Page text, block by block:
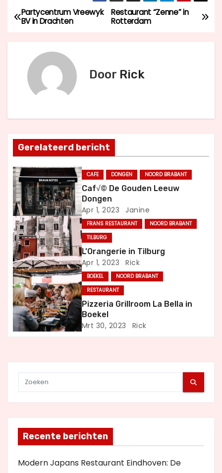
B
e
h
t
n
a
v
i
g
a
t
i
e
Restaurant “Zenne” in
Rotterdam
Partycentrum Vreewyk
BV in Drachten
Door Rick
Gerelateerd bericht
CAFE DONGEN NOORD BRABANT
Caf√© De Gouden Leeuw
Dongen
Apr 1, 2023 Janine
FRANS RESTAURANT
NOORD BRABANT
TILBURG
L’Orangerie in Tilburg
Apr 1, 2023 Rick
BOEKEL
NOORD BRABANT
RESTAURANT
Pizzeria Grillroom La Bella in
Boekel
Mrt 30, 2023 Rick
Recente berichten
Modern Japans Restaurant Eindhoven: De